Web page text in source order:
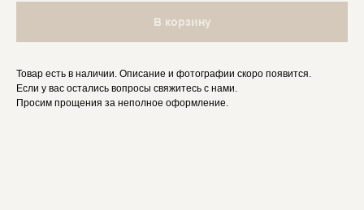
В корзину
Товар есть в наличии. Описание и фотографии скоро появится.
Если у вас остались вопросы свяжитесь с нами.
Просим прощения за неполное оформление.